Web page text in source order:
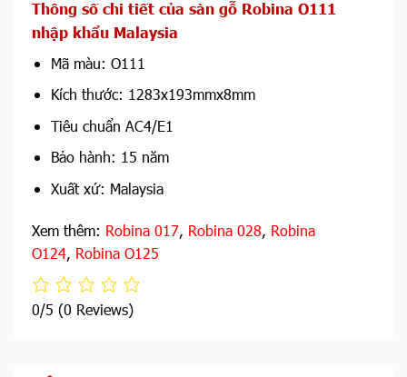
Thông số chi tiết của sàn gỗ Robina O111
nhập khẩu Malaysia
Mã màu: O111
Kích thước: 1283x193mmx8mm
Tiêu chuẩn AC4/E1
Bảo hành: 15 năm
Xuất xứ: Malaysia
Xem thêm: Robina 017, Robina 028, Robina
O124, Robina O125
0/5 (0 Reviews)